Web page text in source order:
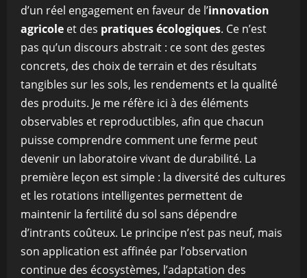
d’un réel engagement en faveur de l’innovation
agricole et des pratiques écologiques. Ce n’est
pas qu’un discours abstrait : ce sont des gestes
concrets, des choix de terrain et des résultats
tangibles sur les sols, les rendements et la qualité
des produits. Je me réfère ici à des éléments
observables et reproductibles, afin que chacun
puisse comprendre comment une ferme peut
devenir un laboratoire vivant de durabilité. La
première leçon est simple : la diversité des cultures
et les rotations intelligentes permettent de
maintenir la fertilité du sol sans dépendre
d’intrants coûteux. Le principe n’est pas neuf, mais
son application est affinée par l’observation
continue des écosystèmes, l’adaptation des